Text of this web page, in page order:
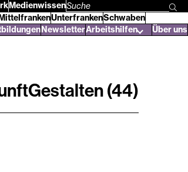
Medienwissen
Suchbegriff
eingeben
UnterfrankenSchwaben
NewsletterArbeitshilfen Über uns
(44)